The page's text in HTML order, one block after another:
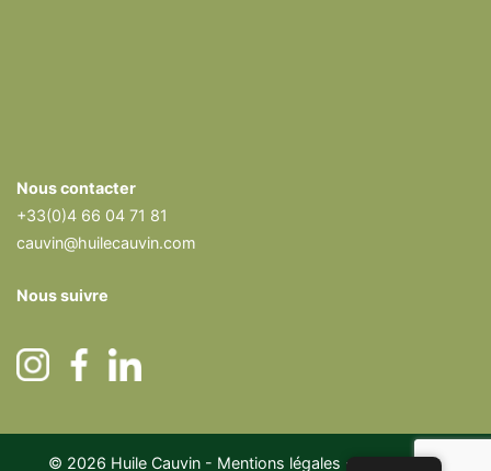
Nous contacter
+33(0)4 66 04 71 81
cauvin@huilecauvin.com
Nous suivre
© 2026 Huile Cauvin - Mentions légales -Politique de